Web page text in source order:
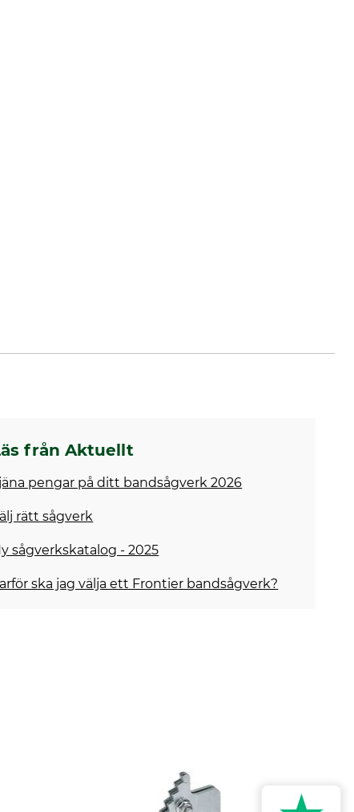
från Aktuellt
pengar på ditt bandsågverk 2026
rätt sågverk
sågverkskatalog - 2025
ska jag välja ett Frontier bandsågverk?